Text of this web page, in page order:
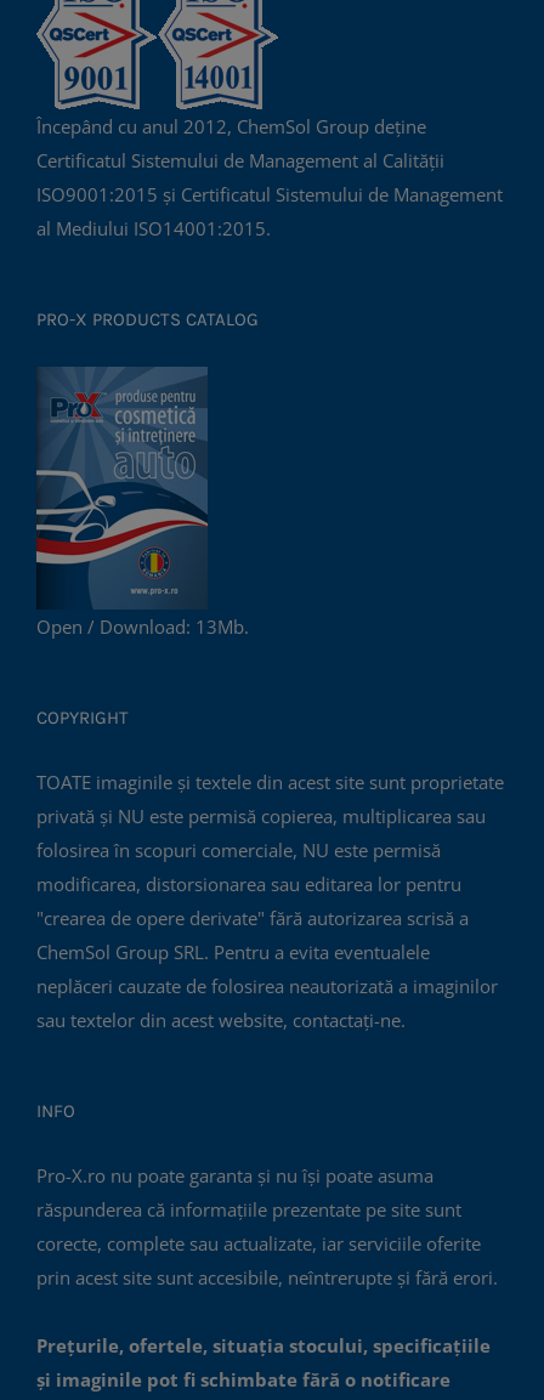
Începând cu anul 2012, ChemSol Group deține
Certificatul Sistemului de Management al Calității
ISO9001:2015 și Certificatul Sistemului de Management
al Mediului ISO14001:2015.
PRO-X PRODUCTS CATALOG
Open / Download: 13Mb.
COPYRIGHT
TOATE imaginile și textele din acest site sunt proprietate
privată și NU este permisă copierea, multiplicarea sau
folosirea în scopuri comerciale, NU este permisă
modificarea, distorsionarea sau editarea lor pentru
"crearea de opere derivate" fără autorizarea scrisă a
ChemSol Group SRL. Pentru a evita eventualele
neplăceri cauzate de folosirea neautorizată a imaginilor
sau textelor din acest website, contactați-ne.
INFO
Pro-X.ro nu poate garanta și nu își poate asuma
răspunderea că informațiile prezentate pe site sunt
corecte, complete sau actualizate, iar serviciile oferite
prin acest site sunt accesibile, neîntrerupte și fără erori.
Prețurile, ofertele, situația stocului, specificațiile
și imaginile pot fi schimbate fără o notificare